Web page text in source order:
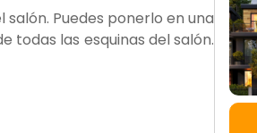
Puedes ponerlo en una
todas las esquinas del salón.